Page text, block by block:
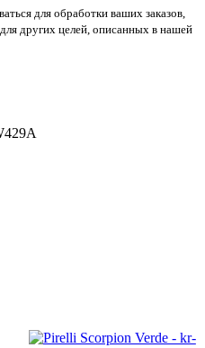
для обработки ваших заказов,
других целей, описанных в нашей